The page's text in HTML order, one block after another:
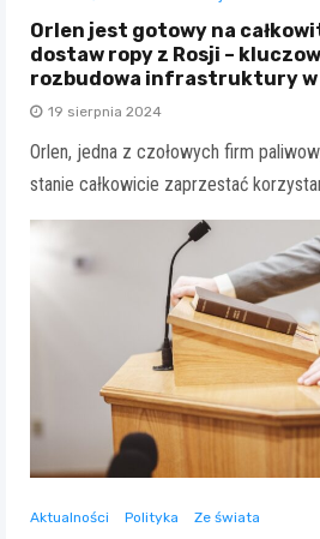
Orlen jest gotowy na
dostaw ropy z Rosji –
rozbudowa infrastruktury w
19 sierpnia 2024
Orlen, jedna z czołowych firm
stanie całkowicie zaprzestać
Aktualności Polityka Ze świata